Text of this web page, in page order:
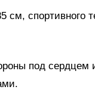
см, спортивного
под сердцем